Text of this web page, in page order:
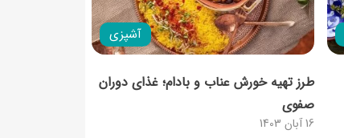
آشپزی
16 آبان 1403
طرز تهیه خورش عناب و بادام؛ غذای دوران
صفوی